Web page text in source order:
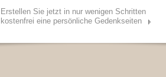
Erstellen Sie jetzt in nur wenigen Schritten
kostenfrei eine persönliche Gedenkseiten